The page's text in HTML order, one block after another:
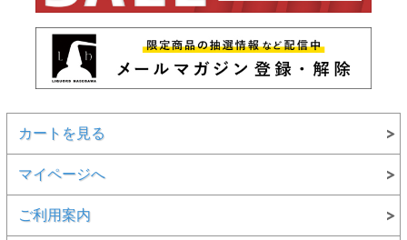
カートを見る
マイページへ
ご利用案内